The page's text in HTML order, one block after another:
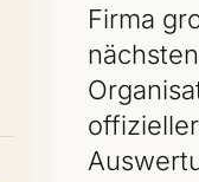
Firma